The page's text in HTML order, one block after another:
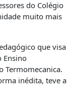
do Colégio
muito mais
que visa
Ensino
Termomecanica.
inédita, teve a